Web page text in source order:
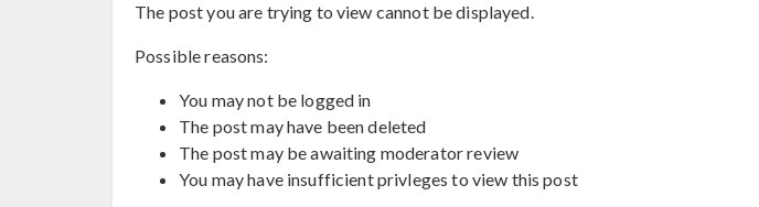
The post you are trying to view cannot be displayed.
Possible reasons:
You may not be logged in
The post may have been deleted
The post may be awaiting moderator review
You may have insufficient privleges to view this post